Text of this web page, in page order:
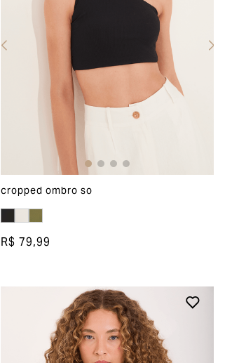
cropped ombro so
R$ 79,99